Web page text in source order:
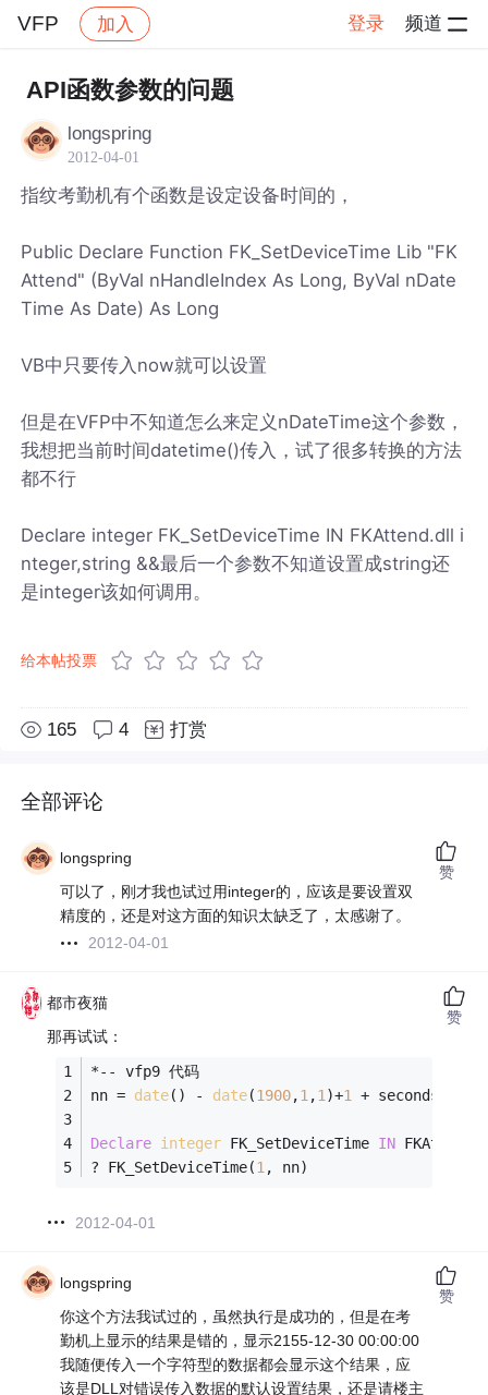
VFP 加入 登录 频道
社区 VFP 帖子详情
API函数参数的问题
longspring
2012-04-01
指纹考勤机有个函数是设定设备时间的，
Public Declare Function FK_SetDeviceTime Lib "FK
Attend" (ByVal nHandleIndex As Long, ByVal nDate
Time As Date) As Long
VB中只要传入now就可以设置
但是在VFP中不知道怎么来定义nDateTime这个参数，
我想把当前时间datetime()传入，试了很多转换的方法
都不行
Declare integer FK_SetDeviceTime IN FKAttend.dll i
nteger,string &&最后一个参数不知道设置成string还
是integer该如何调用。
给本帖投票
165 4 打赏
全部评论
longspring
可以了，刚才我也试过用integer的，应该是要设置双
精度的，还是对这方面的知识太缺乏了，太感谢了。
2012-04-01
赞
都市夜猫
那再试试：
*-- vfp9 代码
nn = date() - date(1900,1,1)+1 + seconds()/
Declare integer FK_SetDeviceTime IN
? FK_SetDeviceTime(1, nn)
2012-04-01
赞
longspring
你这个方法我试过的，虽然执行是成功的，但是在考
勤机上显示的结果是错的，显示2155-12-30 00:00:00
我随便传入一个字符型的数据都会显示这个结果，应
该是DLL对错误传入数据的默认设置结果，还是请楼主
赞